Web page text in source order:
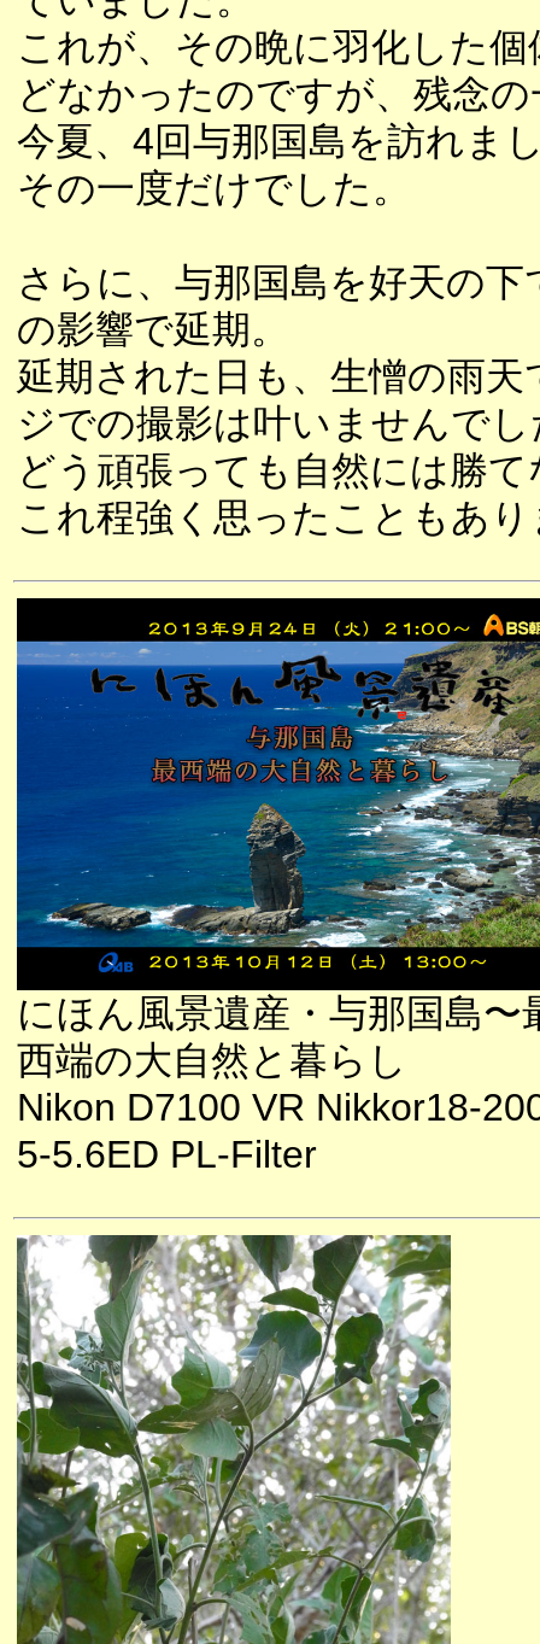
これが、その晩に羽化した
どなかったのですが、残念
今夏、4回与那国島を訪れま
その一度だけでした。
さらに、与那国島を好天の
の影響で延期。
延期された日も、生憎の雨
ジでの撮影は叶いませんでし
どう頑張っても自然には勝
これ程強く思ったこともあ
にほん風景遺産・与那国島〜
西端の大自然と暮らし
Nikon D7100 VR Nikkor18-
5-5.6ED PL-Filter